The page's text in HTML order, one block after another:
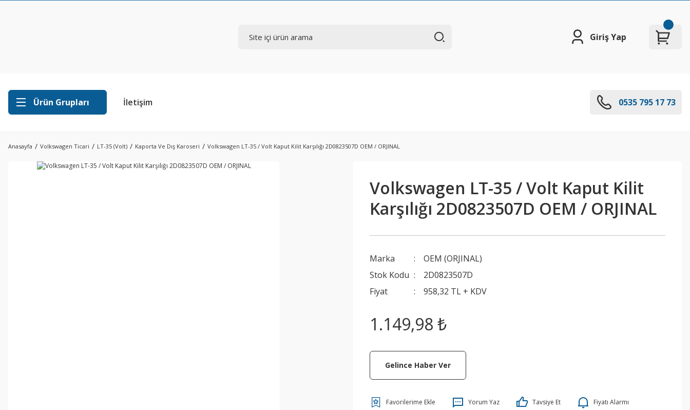
Giriş Yap
Ürün Grupları İletişim 0535 795 17 73
Anasayfa Volkswagen Ticari LT-35 (Volt) Kaporta Ve Dış Karoseri Volkswagen LT-35 / Volt Kaput Kilit Karşılığı 2D0823507D OEM / ORJINAL
Volkswagen LT-35 / Volt Kaput Kilit
Karşılığı 2D0823507D OEM / ORJINAL
Marka
OEM (ORJINAL)
Stok Kodu
2D0823507D
Fiyat
958,32 TL + KDV
1.149,98 ₺
Gelince Haber Ver
Yorum Yaz Tavsiye Et Fiyatı Alarmı